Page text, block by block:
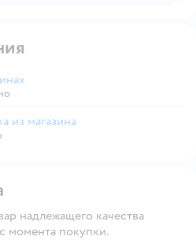
из магазина
надлежащего качества
момента покупки.